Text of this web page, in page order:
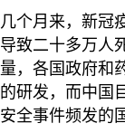
几个月来，新冠
导致二十多万人
量，各国政府和
的研发，而中国
安全事件频发的